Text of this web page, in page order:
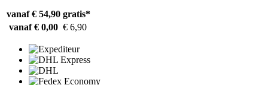
vanaf € 54,90 gratis*
vanaf € 0,00 € 6,90